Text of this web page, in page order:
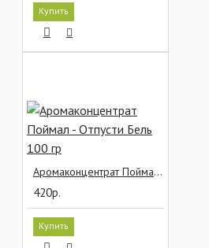
Купить
Аромаконцентрат Поймал - Отпусти Бель 100 гр
420р.
Купить